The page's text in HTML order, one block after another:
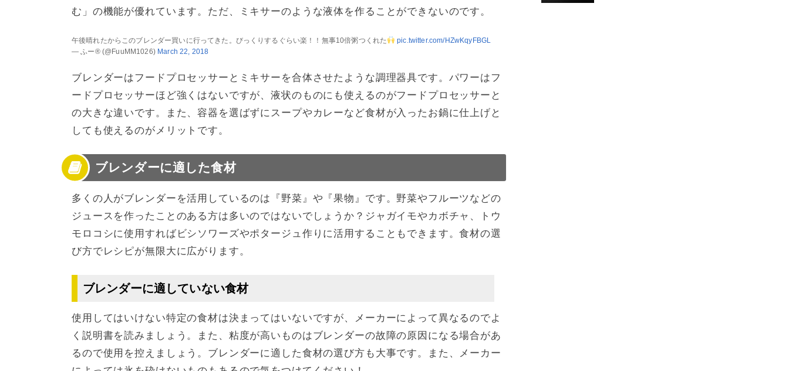
む」の機能が優れています。ただ、ミキサーのような液体を作ることができないのです。
午後晴れたからこのブレンダー買いに行ってきた。びっくりするぐらい楽！！無事10倍粥つくれた
pic.twitter.com/HZwKqyFBGL
— ふー® (@FuuMM1026) March 22, 2018
ブレンダーはフードプロセッサーとミキサーを合体させたような調理器具です。パワーはフ
ードプロセッサーほど強くはないですが、液状のものにも使えるのがフードプロセッサーと
の大きな違いです。また、容器を選ばずにスープやカレーなど食材が入ったお鍋に仕上げと
しても使えるのがメリットです。
ブレンダーに適した食材
多くの人がブレンダーを活用しているのは『野菜』や『果物』です。野菜やフルーツなどの
ジュースを作ったことのある方は多いのではないでしょうか？ジャガイモやカボチャ、トウ
モロコシに使用すればビシソワーズやポタージュ作りに活用することもできます。食材の選
び方でレシピが無限大に広がります。
ブレンダーに適していない食材
使用してはいけない特定の食材は決まってはいないですが、メーカーによって異なるのでよ
く説明書を読みましょう。また、粘度が高いものはブレンダーの故障の原因になる場合があ
るので使用を控えましょう。ブレンダーに適した食材の選び方も大事です。また、メーカー